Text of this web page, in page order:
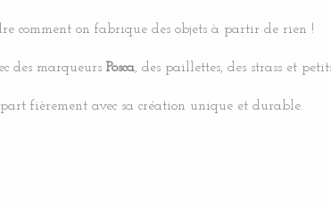
comment on fabrique des objets à partir de rien !
des marqueurs Posca, des paillettes, des strass et petits
fièrement avec sa création unique et durable.